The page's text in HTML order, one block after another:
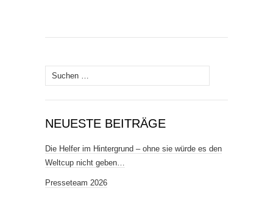
Suchen
nach:
NEUESTE BEITRÄGE
Die Helfer im Hintergrund – ohne sie würde es den
Weltcup nicht geben…
Presseteam 2026